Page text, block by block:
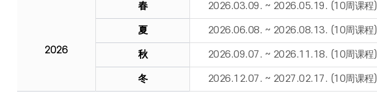
2026
春 2026.03.09. ~ 2026.05.19. (10周课程)
夏 2026.06.08. ~ 2026.08.13. (10周课程)
秋 2026.09.07. ~ 2026.11.18. (10周课程)
冬 2026.12.07. ~ 2027.02.17. (10周课程)